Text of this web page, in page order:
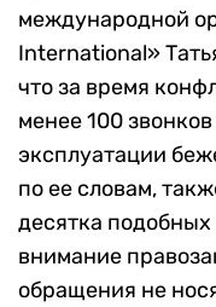
международной
International»
что за время
менее 100
эксплуатации
по ее словам,
десятка подобных
внимание
обращения не